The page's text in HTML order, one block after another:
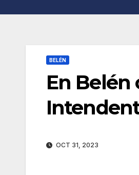
BELÉN
En Belén
OCT 31, 2023